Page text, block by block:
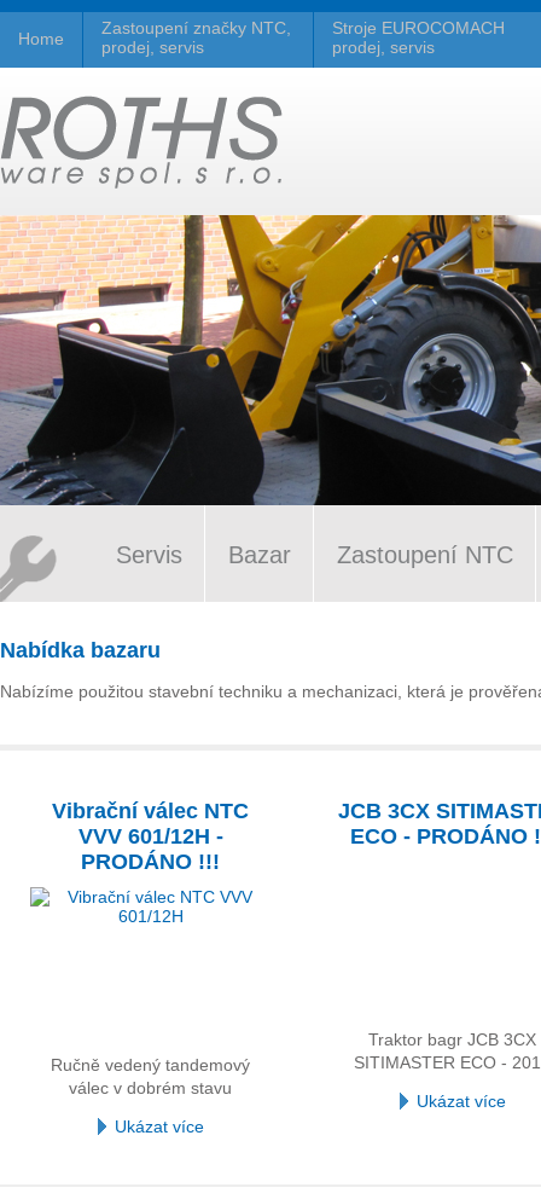
Home
Zastoupení značky NTC,
prodej, servis
Stroje EUROCOMACH
prodej, servis
Servis Bazar Zastoupení NTC
Nabídka bazaru
Nabízíme použitou stavební techniku a mechanizaci, která je
Vibrační válec NTC
VVV 601/12H -
PRODÁNO !!!
Ručně vedený tandemový
válec v dobrém stavu
Ukázat více
JCB 3CX
ECO - PRODÁNO
Traktor bagr JCB 3CX
SITIMASTER ECO -
Ukázat více